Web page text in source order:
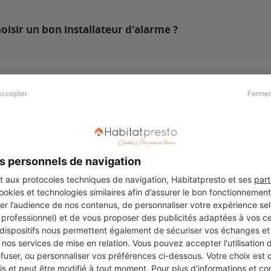
personnels de navigation
aux protocoles techniques de navigation, Habitatpresto et ses
et technologies similaires afin d’assurer le bon
l’audience de nos contenus, de personnaliser votre expérience
et de vous proposer des publicités adaptées à vos
nous permettent également de sécuriser vos échanges
services de mise en relation. Vous pouvez accepter l'utilisation
ou personnaliser vos préférences ci-dessous. Votre choix est
et peut être modifié à tout moment. Pour plus d'informations et
un bon installateur d'alarme ?
Revue de presse
Légal
Charte cookies
Suivez-nous